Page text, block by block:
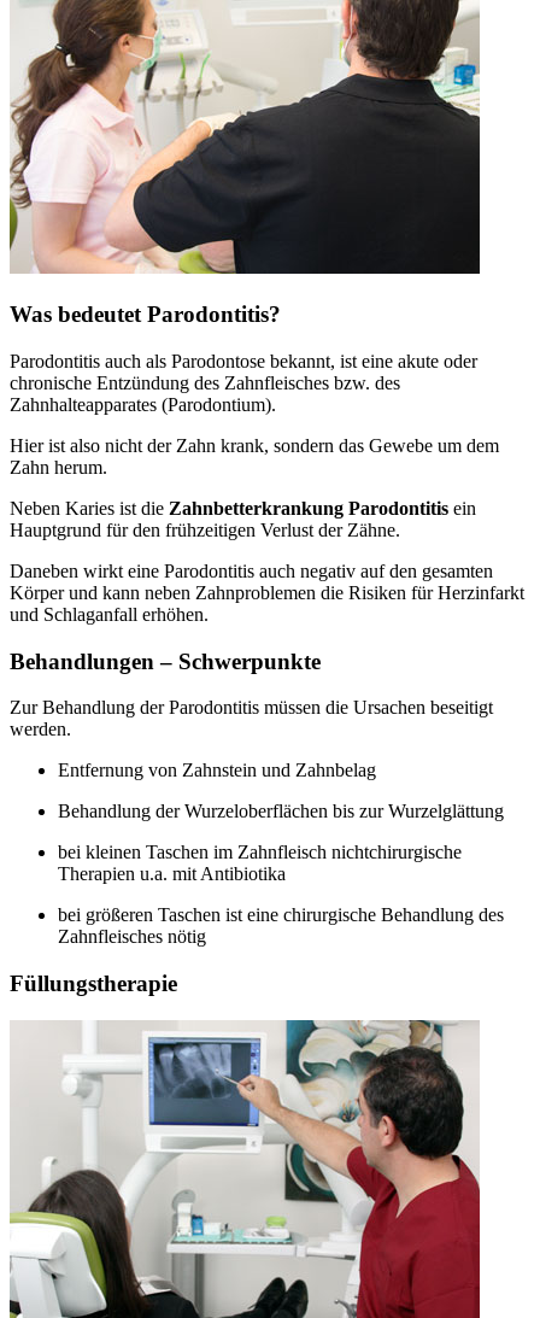
Was bedeutet Parodontitis?
Parodontitis auch als Parodontose bekannt, ist eine akute oder
chronische Entzündung des Zahnfleisches bzw. des
Zahnhalteapparates (Parodontium).
Hier ist also nicht der Zahn krank, sondern das Gewebe um dem
Zahn herum.
Neben Karies ist die Zahnbetterkrankung Parodontitis ein
Hauptgrund für den frühzeitigen Verlust der Zähne.
Daneben wirkt eine Parodontitis auch negativ auf den gesamten
Körper und kann neben Zahnproblemen die Risiken für Herzinfarkt
und Schlaganfall erhöhen.
Behandlungen – Schwerpunkte
Zur Behandlung der Parodontitis müssen die Ursachen beseitigt
werden.
Entfernung von Zahnstein und Zahnbelag
Behandlung der Wurzeloberflächen bis zur Wurzelglättung
bei kleinen Taschen im Zahnfleisch nichtchirurgische
Therapien u.a. mit Antibiotika
bei größeren Taschen ist eine chirurgische Behandlung des
Zahnfleisches nötig
Füllungstherapie